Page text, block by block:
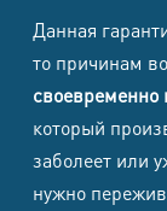
Данная
то причинам
своевременно
который
заболеет или
нужно